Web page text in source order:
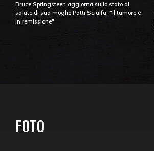
Bruce Springsteen aggiorna sullo stato di
salute di sua moglie Patti Scialfa: "Il tumore è
in remissione"
FOTO